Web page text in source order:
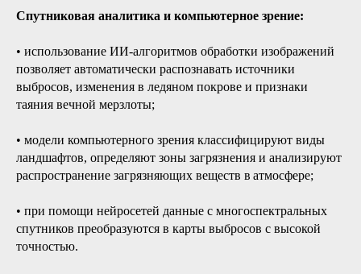
Спутниковая аналитика и компьютерное зрение:
• использование ИИ-алгоритмов обработки изображений
позволяет автоматически распознавать источники
выбросов, изменения в ледяном покрове и признаки
таяния вечной мерзлоты;
• модели компьютерного зрения классифицируют виды
ландшафтов, определяют зоны загрязнения и анализируют
распространение загрязняющих веществ в атмосфере;
• при помощи нейросетей данные с многоспектральных
спутников преобразуются в карты выбросов с высокой
точностью.